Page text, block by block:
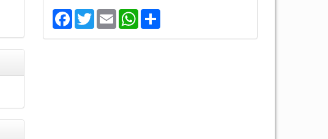
Facebook
TwitterEmailWhatsApp